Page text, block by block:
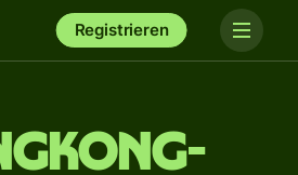
Registrieren